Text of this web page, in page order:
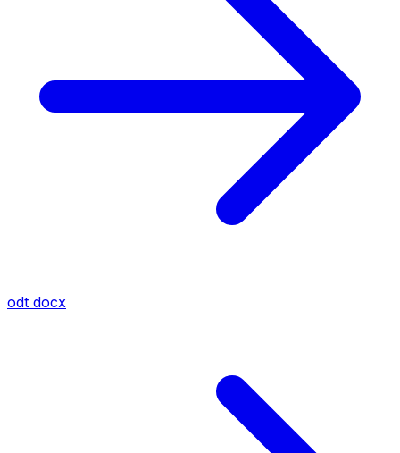
odt docx